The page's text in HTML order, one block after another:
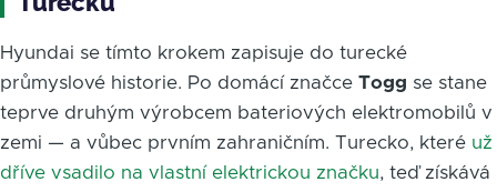
Hyundai se tímto krokem zapisuje do turecké
průmyslové historie. Po domácí značce Togg se stane
teprve druhým výrobcem bateriových elektromobilů v
zemi — a vůbec prvním zahraničním. Turecko, které už
dříve vsadilo na vlastní elektrickou značku, teď získává